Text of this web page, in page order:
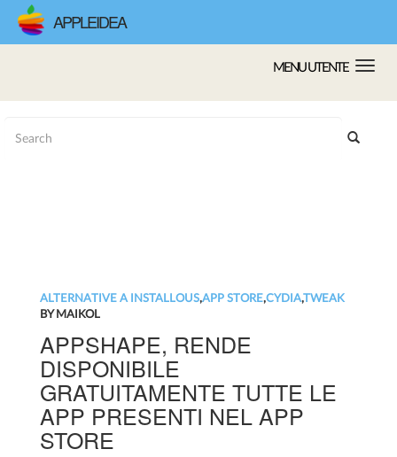
APPLEIDEA
MENU UTENTE
ALTERNATIVE A INSTALLOUS,APP STORE,CYDIA,TWEAK
BY MAIKOL
APPSHAPE, RENDE
DISPONIBILE
GRATUITAMENTE TUTTE LE
APP PRESENTI NEL APP
STORE